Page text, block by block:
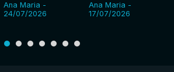
Ana Maria -
24/07/2026
Ana Maria -
17/07/2026